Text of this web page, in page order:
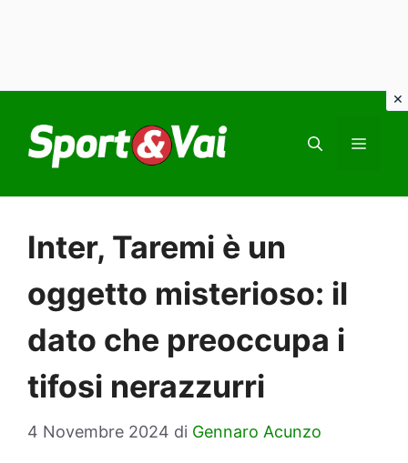
contenuto
Inter, Taremi è un
oggetto misterioso: il
dato che preoccupa i
tifosi nerazzurri
4 Novembre 2024 di Gennaro Acunzo